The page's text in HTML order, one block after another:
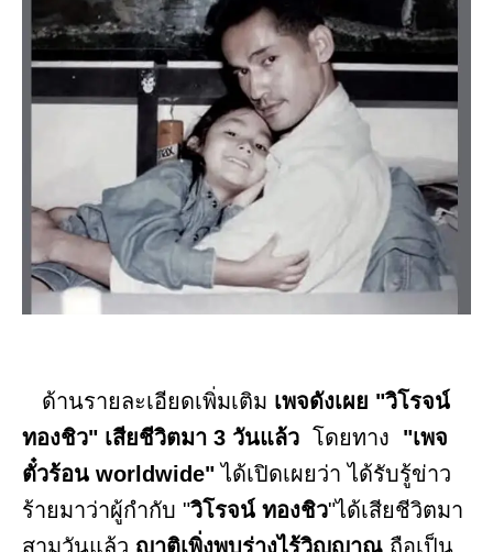
ด้านรายละเอียดเพิ่มเติม เพจดังเผย "วิโรจน์
ทองชิว" เสียชีวิตมา 3 วันแล้ว โดยทาง "เพจ
ตั๋วร้อน worldwide" ได้เปิดเผยว่า ได้รับรู้ข่าว
ร้ายมาว่าผู้กำกับ "วิโรจน์ ทองชิว"ได้เสียชีวิตมา
สามวันแล้ว ญาติเพิ่งพบร่างไร้วิญญาณ ถือเป็น